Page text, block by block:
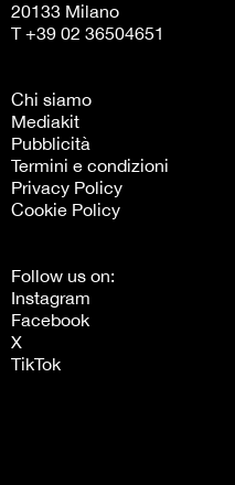
20133 Milano
T +39 02 36504651
Chi siamo
Mediakit
Pubblicità
Termini e condizioni
Privacy Policy
Cookie Policy
Follow us on:
Instagram
Facebook
X
TikTok